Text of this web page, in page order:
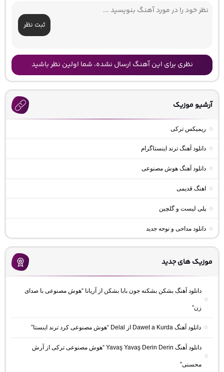
ثبت نظر
نظری برای این آهنگ ارسال نشده، شما اولین نظر باشید
آرشیو موزیک
ریمیکس ترکی
دانلود آهنگ ترند اینستاگرام
دانلود آهنگ هوش مصنوعی
اهنگ قدیمی
پلی لیست و گلچین
دانلود مداحی و نوحه جدید
موزیک های جدید
دانلود آهنگ بشکن بشکنه جون بابا بشکن از آریانا “هوش مصنوعی با صدای
زن”
دانلود آهنگ Dawet a Kurda از Delal “هوش مصنوعی کرد ترند اینستا”
دانلود آهنگ Yavaş Yavaş Derin Derin “هوش مصنوعی ترکی از آرش
محسنی”